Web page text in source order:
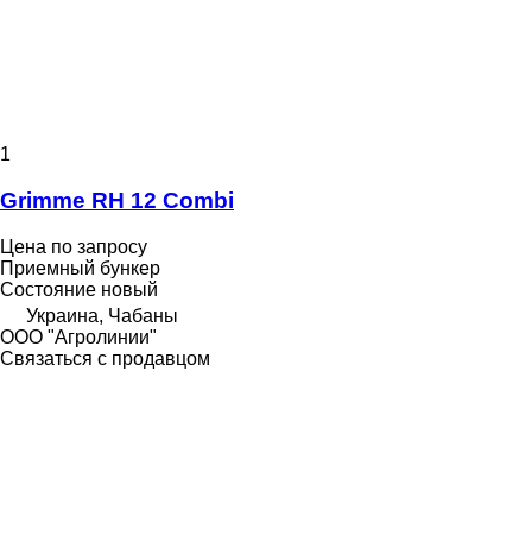
1
Grimme RH 12 Combi
Цена по запросу
Приемный бункер
Состояние новый
Украина, Чабаны
ООО "Агролинии"
Связаться с продавцом